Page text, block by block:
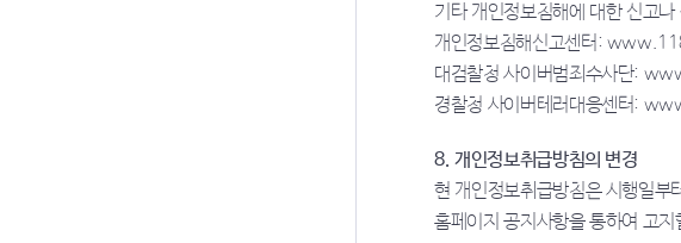
기타 개인정보침해에 대한 신고
개인정보침해신고센터:
대검찰청 사이버범죄수사단:
경찰청 사이버테러대응센터:
8. 개인정보취급방침의 변경
현 개인정보취급방침은 시행일부
홈페이지 공지사항을 통하여 고지